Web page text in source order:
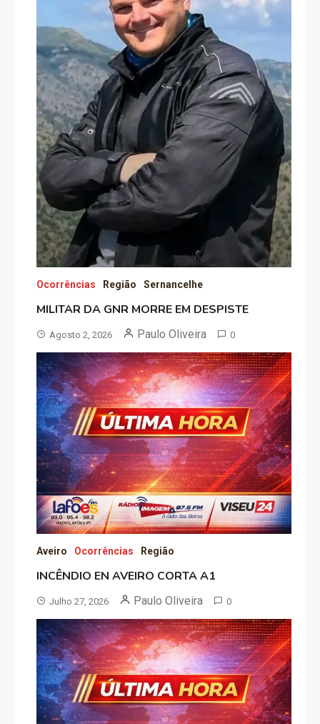
Ocorrências Região Sernancelhe
MILITAR DA GNR MORRE EM DESPISTE
Agosto 2, 2026 Paulo Oliveira 0
Aveiro Ocorrências Região
INCÊNDIO EN AVEIRO CORTA A1
Julho 27, 2026 Paulo Oliveira 0